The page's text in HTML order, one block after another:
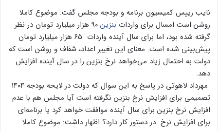
نایب رییس کمیسیون برنامه و بودجه مجلس گفت: موضوع کاملا
روشن است امسال برای واردات بنزین
۹۰ هزار میلیارد تومان در نظر
گرفته شده بود، اما برای سال آینده واردات ۶۵ هزار میلیارد تومان
پیش‌بینی شده است. معنای این تغییر اعداد، شفاف و روشن است که
دولت به احتمال زیاد می‌خواهد نرخ بنزین را در سال آینده افزایش
دهد.
مهرداد لاهوتی در پاسخ به این سوال که دولت در لایحه بودجه ۱۴۰۴
تصمیمی برای افزایش نرخ بنزین نگرفته است آیا مجلس هم با عدم
افزایش نرخ بنزین برای سال آینده موافقت خواهد کرد یا برنامه‌ای
برای افزایش نرخ در دستور کار دارد؟ اظهار داشت: موضوع کاملا